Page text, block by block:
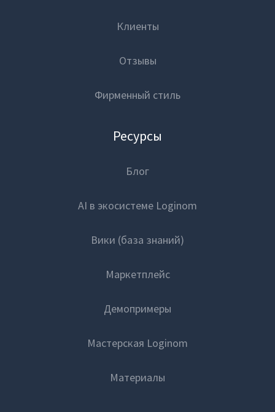
Клиенты
Отзывы
Фирменный стиль
Ресурсы
Блог
AI в экосистеме Loginom
Вики (база знаний)
Маркетплейс
Демопримеры
Мастерская Loginom
Материалы